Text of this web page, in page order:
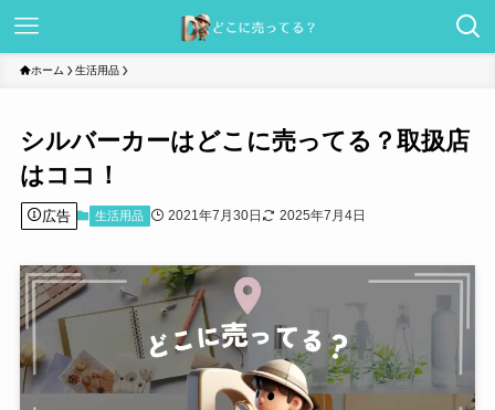
ホーム 生活用品
シルバーカーはどこに売ってる？取扱店
はココ！
広告 生活用品 2021年7月30日 2025年7月4日